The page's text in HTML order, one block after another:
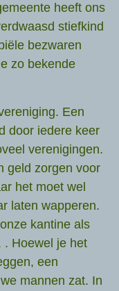
heeft ons
stiefkind
bezwaren
zo bekende
Een
door iedere keer
verenigingen.
geld zorgen voor
het moet wel
laten wapperen.
kantine als
. Hoewel je het
een
mannen zat. In